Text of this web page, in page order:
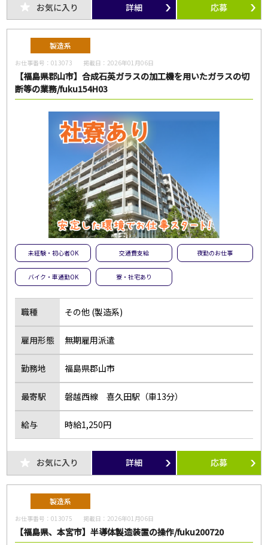
お気に入り 詳細 応募
製造系
お仕事番号：013073 掲載日： 2026年01月06日
【福島県郡山市】合成石英ガラスの加工機を用いたガラスの切
断等の業務/fuku154H03
未経験・初心者OK 交通費支給 夜勤のお仕事
バイク・車通勤OK 寮・社宅あり
職種 その他 (製造系)
雇用形態 無期雇用派遣
勤務地 福島県郡山市
最寄駅 磐越西線 喜久田駅（車13分）
給与 時給1,250円
お気に入り 詳細 応募
製造系
お仕事番号：013075 掲載日： 2026年01月06日
【福島県、本宮市】半導体製造装置の操作/fuku200720